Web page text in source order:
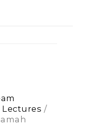
Lectures /